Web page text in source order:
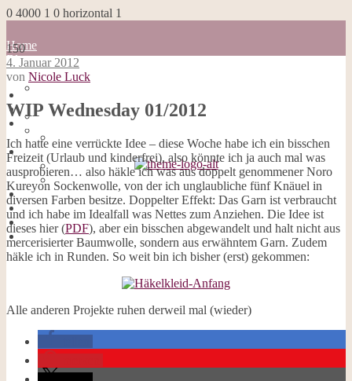
0 4000 1 0 horizontal 1
Home
Blog
about me
Impressum
Datenschutzerklärung
Galerie
Opal-Abos
Strickblogs
Hörbücher
150
Home
Blog
about me
100 Dinge
Impressum
Datenschutzerklärung
Cookies
Galerie
Opal-Abos
Strickblogs
Hörbücher
4. Januar 2012
von Nicole Luck
WIP Wednesday 01/2012
Ich hatte eine verrückte Idee – diese Woche habe ich ein bisschen
Freizeit (Urlaub und kinderfrei), also könnte ich ja auch mal was
ausprobieren… also häkle ich was aus doppelt genommener Noro
Kureyon Sockenwolle, von der ich unglaubliche fünf Knäuel in
diversen Farben besitze. Doppelter Effekt: Das Garn ist verbraucht
und ich habe im Idealfall was Nettes zum Anziehen. Die Idee ist
dieses hier (PDF), aber ein bisschen abgewandelt und halt nicht aus
mercerisierter Baumwolle, sondern aus erwähntem Garn. Zudem
häkle ich in Runden. So weit bin ich bisher (erst) gekommen:
Alle anderen Projekte ruhen derweil mal (wieder)